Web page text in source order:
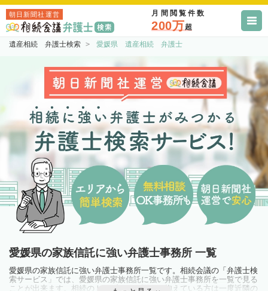
朝日新聞社運営 月間閲覧件数
200万超
遺産相続 弁護士検索 愛媛県 遺産相続 弁護士
愛媛県の家族信託に強い弁護士事務所 一覧
愛媛県の家族信託に強い弁護士事務所一覧です。相続会議の「弁護士検
索サービス」では、愛媛県の家族信託に強い弁護士事務所を一覧で見る
ことが出来ます。相続のトラブルやお悩みを抱えている方は一度近隣の